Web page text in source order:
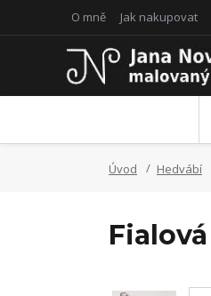
O mně Jak nakupovat
Úvod Hedvábí